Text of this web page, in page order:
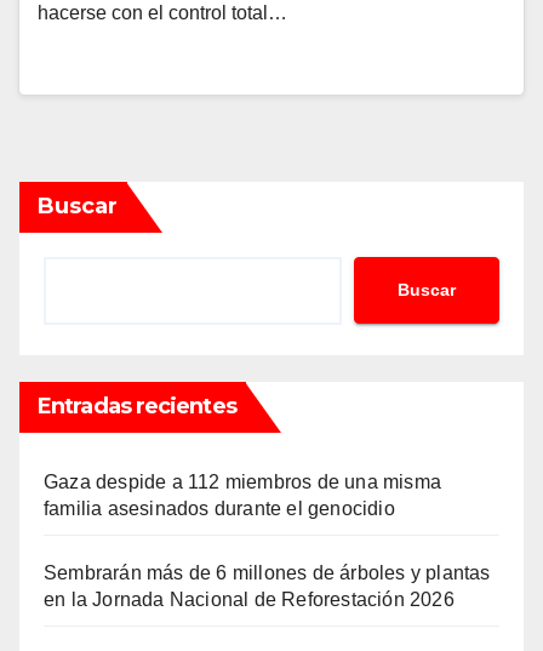
hacerse con el control total…
Buscar
Buscar
Entradas recientes
Gaza despide a 112 miembros de una misma
familia asesinados durante el genocidio
Sembrarán más de 6 millones de árboles y plantas
en la Jornada Nacional de Reforestación 2026